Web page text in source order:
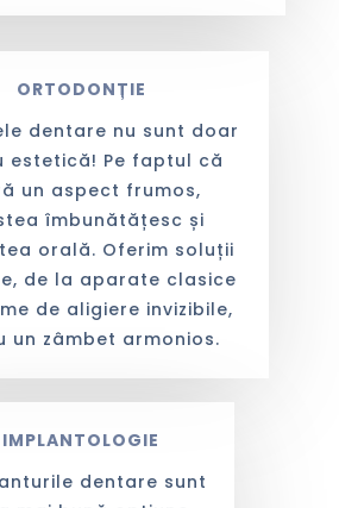
ORTODONȚIE
dentare nu sunt doar
estetică! Pe faptul că
un aspect frumos,
îmbunătățesc și
orală. Oferim soluții
de la aparate clasice
de aligiere invizibile,
un zâmbet armonios.
IMPLANTOLOGIE
dentare sunt